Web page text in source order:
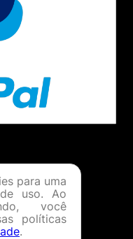
para uma
uso. Ao
você
políticas
.